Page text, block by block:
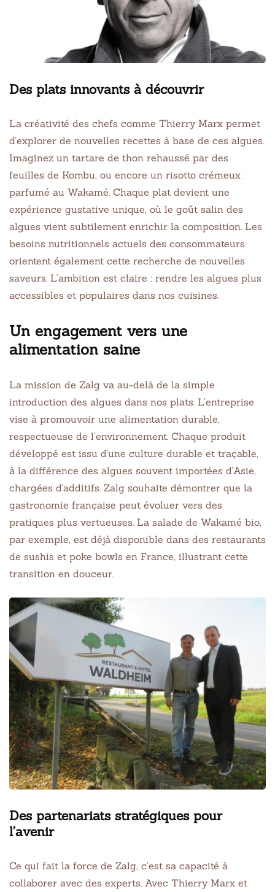
Des plats innovants à découvrir
La créativité des chefs comme Thierry Marx permet
d’explorer de nouvelles recettes à base de ces algues.
Imaginez un tartare de thon rehaussé par des
feuilles de Kombu, ou encore un risotto crémeux
parfumé au Wakamé. Chaque plat devient une
expérience gustative unique, où le goût salin des
algues vient subtilement enrichir la composition. Les
besoins nutritionnels actuels des consommateurs
orientent également cette recherche de nouvelles
saveurs. L’ambition est claire : rendre les algues plus
accessibles et populaires dans nos cuisines.
Un engagement vers une
alimentation saine
La mission de Zalg va au-delà de la simple
introduction des algues dans nos plats. L’entreprise
vise à promouvoir une alimentation durable,
respectueuse de l’environnement. Chaque produit
développé est issu d’une culture durable et traçable,
à la différence des algues souvent importées d’Asie,
chargées d’additifs. Zalg souhaite démontrer que la
gastronomie française peut évoluer vers des
pratiques plus vertueuses. La salade de Wakamé bio,
par exemple, est déjà disponible dans des restaurants
de sushis et poke bowls en France, illustrant cette
transition en douceur.
Des partenariats stratégiques pour
l’avenir
Ce qui fait la force de Zalg, c’est sa capacité à
collaborer avec des experts. Avec Thierry Marx et